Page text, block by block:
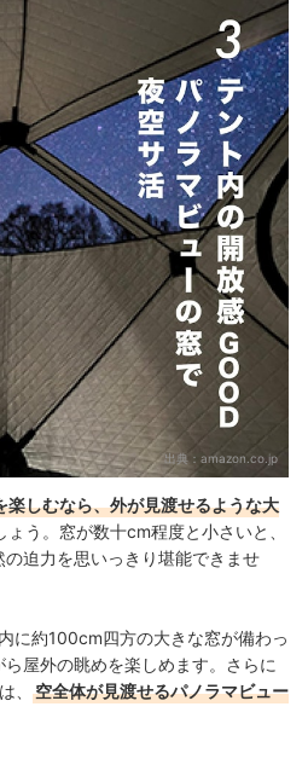
出典： amazon.co.jp
楽しむなら、外が見渡せるような大
う。 窓が数十cm程度と小さいと、
迫力を思いっきり堪能できませ
に約100cm四方の大きな窓が備わっ
屋外の眺めを楽しめます。さらに
、
空全体が見渡せるパノラマビュー